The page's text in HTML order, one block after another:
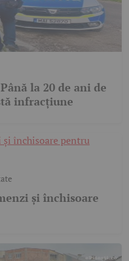
la 20 de ani de
infracțiune
și închisoare